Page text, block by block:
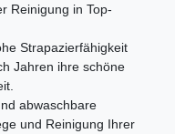
Reinigung in Top-
Strapazierfähigkeit
Jahren ihre schöne
abwaschbare
und Reinigung Ihrer